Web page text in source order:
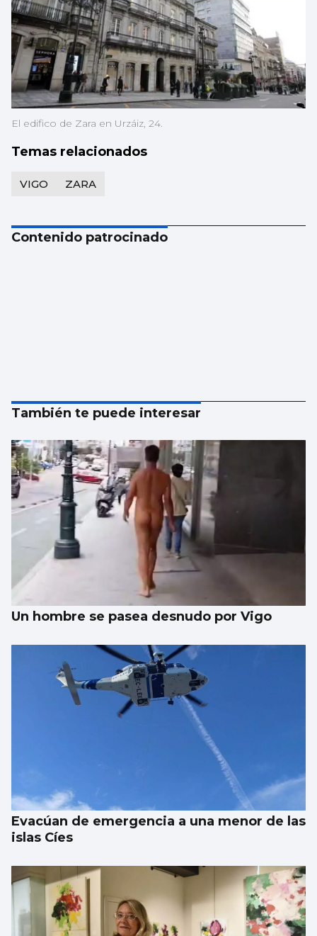
El edifico de Zara en Urzáiz, 24.
Temas relacionados
VIGO ZARA
Contenido patrocinado
También te puede interesar
Un hombre se pasea desnudo por Vigo
Evacúan de emergencia a una menor de las
islas Cíes